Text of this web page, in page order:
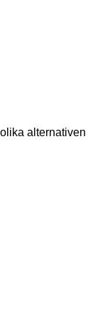
alternativen